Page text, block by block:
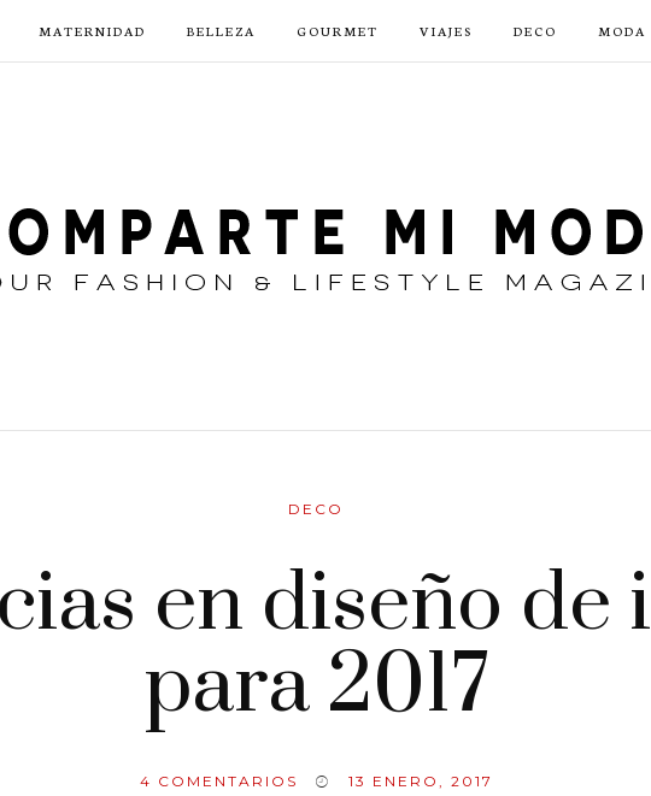
MATERNIDAD BELLEZA GOURMET VIAJES DECO MODA
DECO
en diseño de
para 2017
4 COMENTARIOS 13 ENERO, 2017